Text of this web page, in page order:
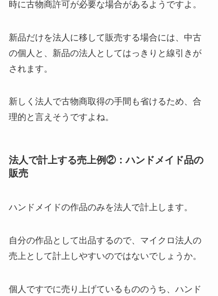
時に古物商許可が必要な場合があるようですよ。
新品だけを法人に移して販売する場合には、中古
の個人と、新品の法人としてはっきりと線引きが
されます。
新しく法人で古物商取得の手間も省けるため、合
理的と言えそうですよね。
法人で計上する売上例②：ハンドメイド品の
販売
ハンドメイドの作品のみを法人で計上します。
自分の作品として出品するので、マイクロ法人の
売上として計上しやすいのではないでしょうか。
個人ですでに売り上げているもののうち、ハンド